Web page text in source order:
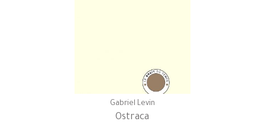
Gabriel Levin
Ostraca